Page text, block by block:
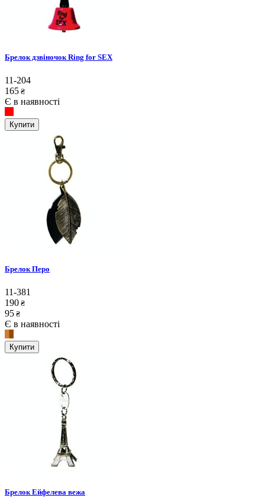
Брелок дзвіночок Ring for SEX
11-204
165 ₴
Є в наявності
Купити
Брелок Перо
11-381
190 ₴
95 ₴
Є в наявності
Купити
Брелок Ейфелева вежа